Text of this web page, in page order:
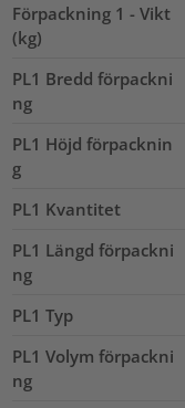
Förpackning 1 - Vikt
(kg)
PL1 Bredd förpackni
ng
PL1 Höjd förpacknin
g
PL1 Kvantitet
PL1 Längd förpackni
ng
PL1 Typ
PL1 Volym förpackni
ng